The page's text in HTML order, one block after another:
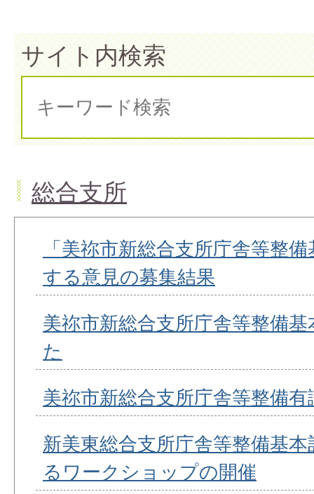
サイト内検索
総合支所
「美祢市新総合支所庁舎等整
する意見の募集結果
美祢市新総合支所庁舎等整備
た
美祢市新総合支所庁舎等整備
新美東総合支所庁舎等整備基
るワークショップの開催